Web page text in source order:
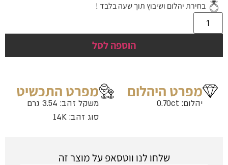
בחירת יהלום ושיבוץ תוך שעה בלבד !
הוספה לסל
מפרט היהלום
יהלום: 0.70ct
מפרט התכשיט
משקל זהב: 3.54 גרם
סוג זהב: 14K
שלחו לנו ווטסאפ על מוצר זה